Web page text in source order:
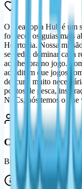
O Heartopia Hub é um
fornecer os guias mais
Heartopia. Nossa
segredo, dominar cada
acolhedora no jogo.
acreditam que jogos
de 'cura' muito
pontos de pesca,
NPCs, nós temos o que
Community First
Built for players, by